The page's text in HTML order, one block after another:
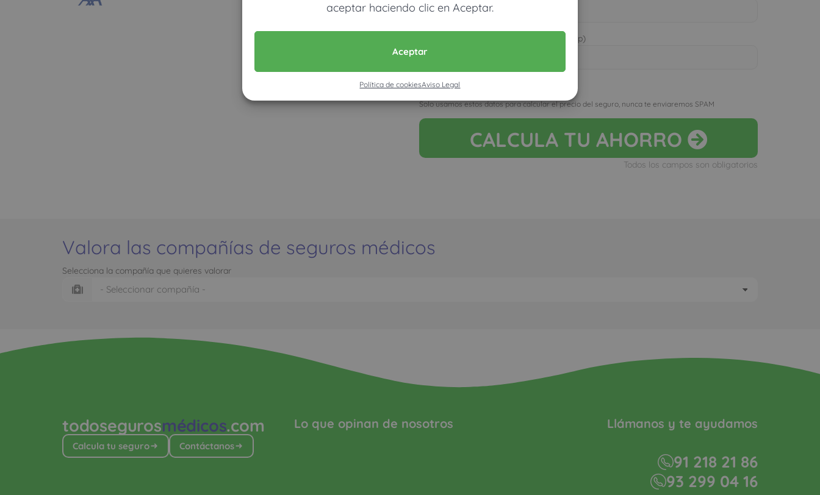
aceptar haciendo clic en Aceptar.
Aceptar
Política de cookiesAviso Legal
Móvil (Enviamos resultados vía WhatsApp)
Acepto la nota legal y RGPD
Solo usamos estos datos para calcular el precio del seguro, nunca te enviaremos SPAM
CALCULA TU AHORRO
Todos los campos son obligatorios
Valora las compañías de seguros médicos
Selecciona la compañía que quieres valorar
todosegurosmédicos.com
Calcula tu seguro Contáctanos
Lo que opinan de nosotros Llámanos y te ayudamos
91 218 21 86
93 299 04 16